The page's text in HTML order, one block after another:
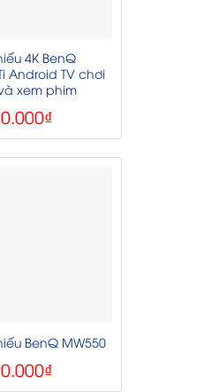
4K BenQ
Android TV chơi
xem phim
₫
BenQ MW550
₫